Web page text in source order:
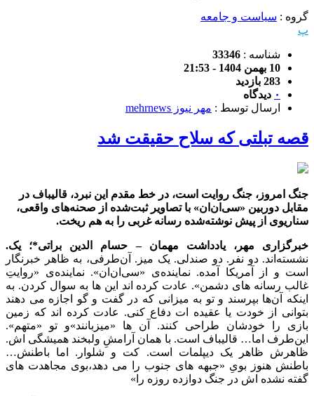
گروه : سیاست و جامعه
پ
شناسه : 33346
10 بهمن 1404 - 21:53
283 بازدید
۰ دیدگاه
ارسال توسط : مهر نیوز mehrnews
قصه تبلتی که سلاح حقیقت شد
جنگ امروز، جنگ روایت است، در خط مقدم این نبرد، قالیباف در
مقابل دوربین «سی‌ان‌ان» با تصاویر ثبت‌شده از صحنه‌های واقعی،
سناریوی از پیش نوشته‌شده رسانه غربی را به هم ریخت.
خبرگزاری مهر، یادداشت مهمان – حسام الدین براتی*؛
یک.
نشسته‌اند. دو نفر. دو صندلی. یک میز. آن‌طرفی، به ظاهر خبرنگار
است و از آمریکا آمده. نماینده‌ی «سی‌ان‌ان». نماینده‌ی «روایتِ
غالب رسانه های دشمن». عادت کرده اند این ها به سوال کردن. به
اینکه آن‌ها بپرسند و تو به میزانی که در گفت و گو اجازه می دهند
بتوانی از خودت یا عقیده ات دفاع کنی. عادت کرده اند که زمین
بازی را خودشان طراحی کنند. آن ها «میزبانند»و تو «متهم».
این‌طرف اما… قالیباف است. با همان آرامشِ ولبخند همیشگی اش.
ظاهرش ظاهر یک دیپلمات است. کت و شلوار. اما باطنش…
باطنش هنوز بویِ «جبهه های جنوب را می دهد،بوی مجاهدت های
گفته نشده اش در جنگ دوازده روزه را»